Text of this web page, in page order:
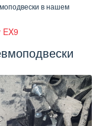
в нашем
EX9